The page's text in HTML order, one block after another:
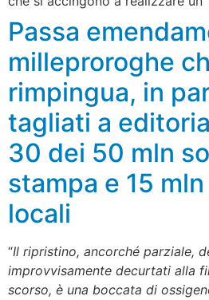
Passa
milleproroghe
rimpingua, in
tagliati a
30 dei 50 mln
stampa e 15
locali
“Il ripristino, ancorché parziale,
improvvisamente decurtati alla
scorso, è una boccata di